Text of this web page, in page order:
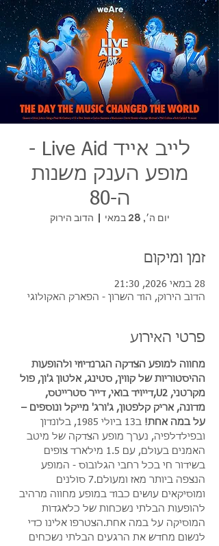
לייב אייד Live Aid -
מופע הענק משנות
ה-80
יום ה׳, 28 במאי
  |
הדוב הירוק
זמן ומיקום
28 במאי 2026, 21:30
הדוב הירוק, הוד השרון - הפארק האקולוגי
פרטי האירוע
מחווה למופע הצדקה הגרנדיוזי ולהופעות
ההיסטוריות של קווין, סטינג, אלטון ג'ון, פול
מקרטני, U2,דייויד בואי, דייר סטרייטס,
מדונה, אריק קלפטון, ג'ורג' מייקל ונוספים –
על במה אחת!
ב13 ביולי 1985, בלונדון
ובפילדלפיה, נערך מופע הצדקה של מיטב
האמנים בעולם, עם 1.5 מילארד צופים
בשידור חי בכל רחבי הגלובוס - המופע
הנצפה ביותר מאז ומעולם.7 סולנים
ומוסיקאים עושים כבוד במופע מחווה מרהיב
להופעות הבלתי נשכחות של כלאגדות
המוסיקה על במה אחת.הצטרפו אלינו כדי
לנשום מחדש את הרגעים הבלתי נשכחים